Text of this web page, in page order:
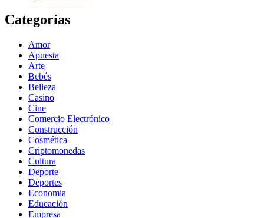
Categorías
Amor
Apuesta
Arte
Bebés
Belleza
Casino
Cine
Comercio Electrónico
Construcción
Cosmética
Criptomonedas
Cultura
Deporte
Deportes
Economia
Educación
Empresa